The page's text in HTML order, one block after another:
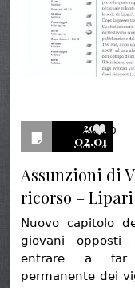
2016
02.01
0
Assunzioni di
ricorso –
Nuovo capitolo
giovani opposti
entrare a far
permanente dei